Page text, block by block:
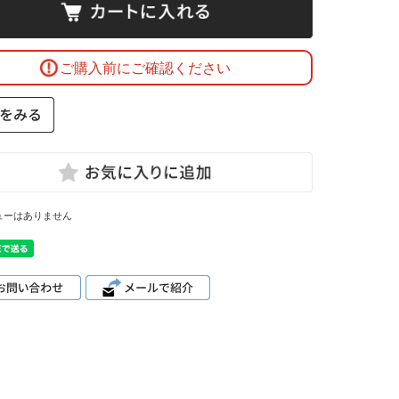
ご購入前にご確認ください
ーはありません